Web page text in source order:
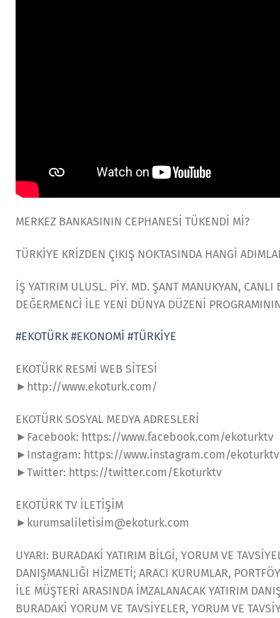
MERKEZ BANKASININ CEPHANESİ TÜKENDİ Mİ?
TÜRKİYE KRİZDEN ÇIKIŞ NOKTASINDA HANGİ
İŞ YATIRIM ULUSL. PİY. MD. ŞANT MANUKYAN,
DEĞERMENCİ İLE YENİ DÜNYA DÜZENİ
#EKOTÜRK #EKONOMİ #TÜRKİYE
EKOTÜRK RESMİ WEB SİTESİ
►http://www.ekoturk.com/
EKOTÜRK SOSYAL MEDYA ADRESLERİ
►Facebook: https://www.facebook.com/ekoturktv
►Instagram: https://www.instagram.com/ekoturktv
►Twitter: https://twitter.com/Ekoturktv
EKOTÜRK TV İLETİŞİM
►kurumsaliletisim@ekoturk.com
UYARI: BURADAKİ YATIRIM BİLGİ, YORUM VE
DANIŞMANLIĞI HİZMETİ; ARACI KURUMLAR,
İLE MÜŞTERİ ARASINDA İMZALANACAK YATIRIM
BURADAKİ YORUM VE TAVSİYELER, YORUM VE